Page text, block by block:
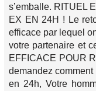
s’emballe. RITUEL
EX EN 24H ! Le
efficace par lequel
votre partenaire et
EFFICACE POUR
demandez
en 24h, Votre